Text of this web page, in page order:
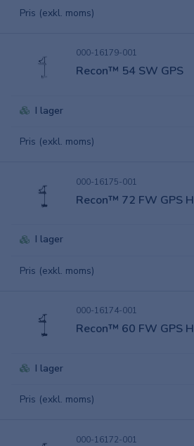
Pris (exkl. moms)
000-16179-001
Recon™ 54 SW GPS
I lager
Pris (exkl. moms)
000-16175-001
Recon™ 72 FW GPS
I lager
Pris (exkl. moms)
000-16174-001
Recon™ 60 FW GPS
I lager
Pris (exkl. moms)
000-16172-001